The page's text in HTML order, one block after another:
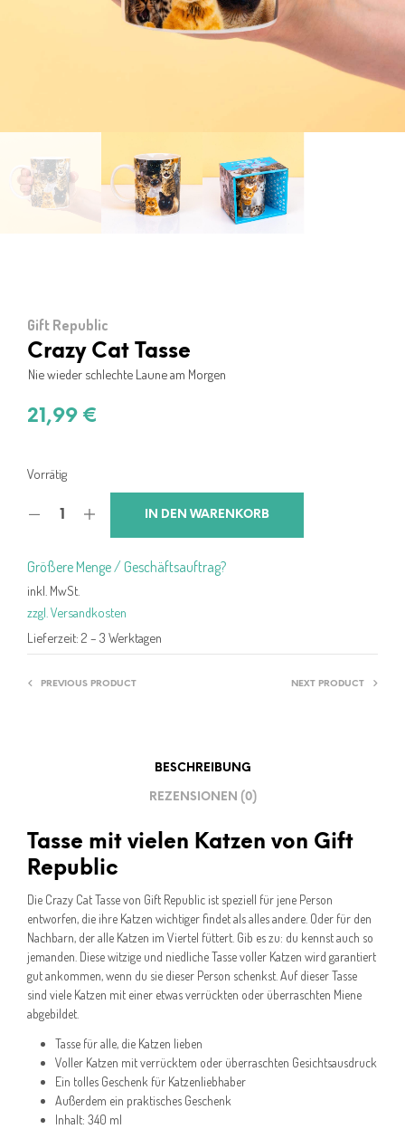
Gift Republic
Crazy Cat Tasse
Nie wieder schlechte Laune am Morgen
21,99 €
Vorrätig
IN DEN WARENKORB
Größere Menge / Geschäftsauftrag?
inkl. MwSt.
zzgl. Versandkosten
Lieferzeit: 2 – 3 Werktagen
PREVIOUS PRODUCT NEXT PRODUCT
BESCHREIBUNG
REZENSIONEN (0)
Tasse mit vielen Katzen von Gift
Republic
Die Crazy Cat Tasse von Gift Republic ist speziell für jene Person
entworfen, die ihre Katzen wichtiger findet als alles andere. Oder für den
Nachbarn, der alle Katzen im Viertel füttert. Gib es zu: du kennst auch so
jemanden. Diese witzige und niedliche Tasse voller Katzen wird garantiert
gut ankommen, wenn du sie dieser Person schenkst. Auf dieser Tasse
sind viele Katzen mit einer etwas verrückten oder überraschten Miene
abgebildet.
Tasse für alle, die Katzen lieben
Voller Katzen mit verrücktem oder überraschten Gesichtsausdruck
Ein tolles Geschenk für Katzenliebhaber
Außerdem ein praktisches Geschenk
Inhalt: 340 ml